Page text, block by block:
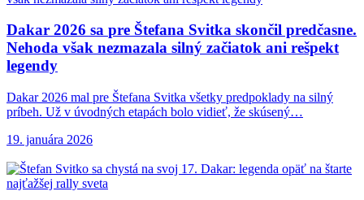
Dakar 2026 sa pre Štefana Svitka skončil predčasne.
Nehoda však nezmazala silný začiatok ani rešpekt
legendy
Dakar 2026 mal pre Štefana Svitka všetky predpoklady na silný
príbeh. Už v úvodných etapách bolo vidieť, že skúsený…
19. januára 2026